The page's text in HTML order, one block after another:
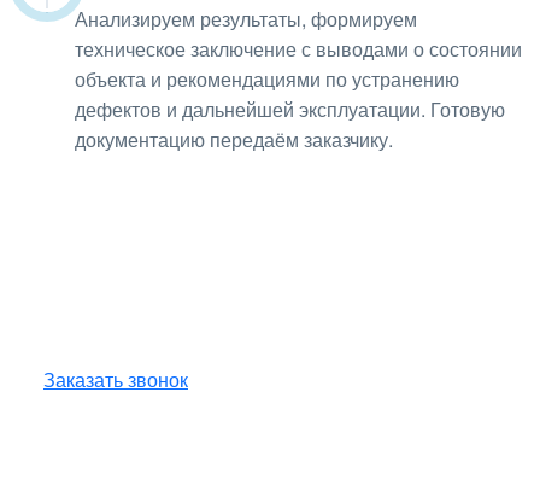
Анализируем результаты, формируем
техническое заключение с выводами о состоянии
объекта и рекомендациями по устранению
дефектов и дальнейшей эксплуатации. Готовую
документацию передаём заказчику.
Заказать звонок